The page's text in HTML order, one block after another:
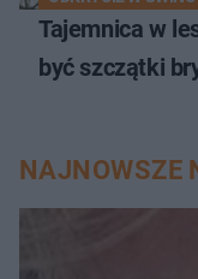
Tajemnica w
być szczątki
NAJNOWSZE